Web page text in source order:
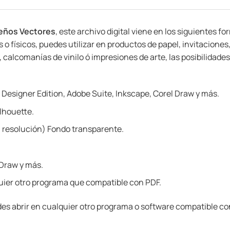
Vectores, este archivo digital viene en los siguientes
físicos, puedes utilizar en productos de papel,
de vinilo ó impresiones de arte, las
Edition, Adobe Suite, Inkscape, Corel Draw y más.
Fondo transparente.
y más.
otro programa que compatible con PDF.
abrir en cualquier otro programa o software compatible